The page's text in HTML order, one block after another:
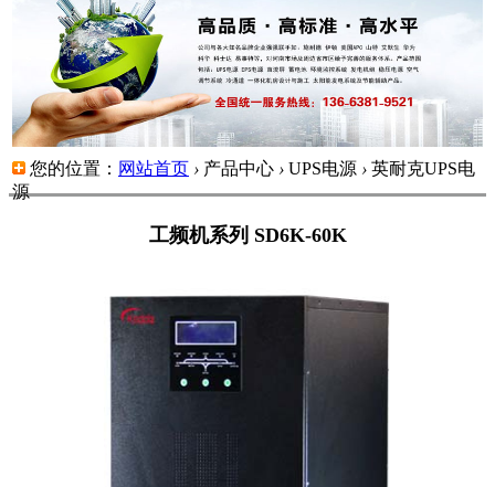
您的位置： 网站首页 › 产品中心 › UPS电源 › 英耐克UPS电
源
工频机系列 SD6K-60K